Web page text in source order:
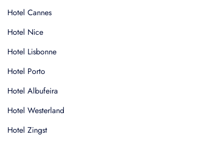
Hotel Cannes
Hotel Nice
Hotel Lisbonne
Hotel Porto
Hotel Albufeira
Hotel Westerland
Hotel Zingst